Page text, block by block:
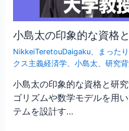
小島太の印象的な資格
NikkeiTeretouDaigaku まった
クス主義経済学 、小島太 、研究
小島太の印象的な資格と研
ゴリズムや数学モデルを用
テムを設計す…